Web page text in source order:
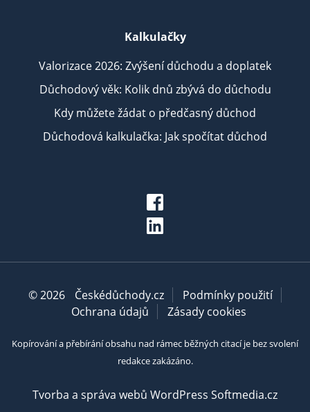
Kalkulačky
Valorizace 2026: Zvýšení důchodu a doplatek
Důchodový věk: Kolik dnů zbývá do důchodu
Kdy můžete žádat o předčasný důchod
Důchodová kalkulačka: Jak spočítat důchod
© 2026 Českédůchody.cz
Podmínky použití
Ochrana údajů
Zásady cookies
Kopírování a přebírání obsahu nad rámec běžných citací je bez svolení
redakce zakázáno.
Tvorba a správa webů WordPress Softmedia.cz